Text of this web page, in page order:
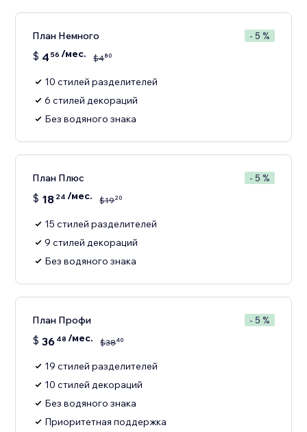
План Немного - 5 %
$ 4 56 /мес. $480
10 стилей разделителей
6 стилей декораций
Без водяного знака
План Плюс - 5 %
$ 18 24 /мес. $1920
15 стилей разделителей
9 стилей декораций
Без водяного знака
План Профи - 5 %
$ 36 48 /мес. $3840
19 стилей разделителей
10 стилей декораций
Без водяного знака
Приоритетная поддержка